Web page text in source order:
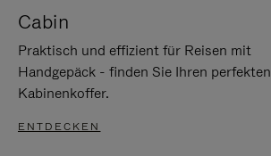
Cabin
Praktisch und effizient für Reisen mit
Handgepäck - finden Sie Ihren perfekten
Kabinenkoffer.
ENTDECKEN